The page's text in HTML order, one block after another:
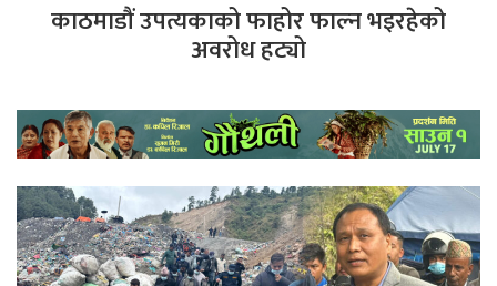
काठमाडौं उपत्यकाको फाहोर फाल्न भइरहेको
अवरोध हट्यो